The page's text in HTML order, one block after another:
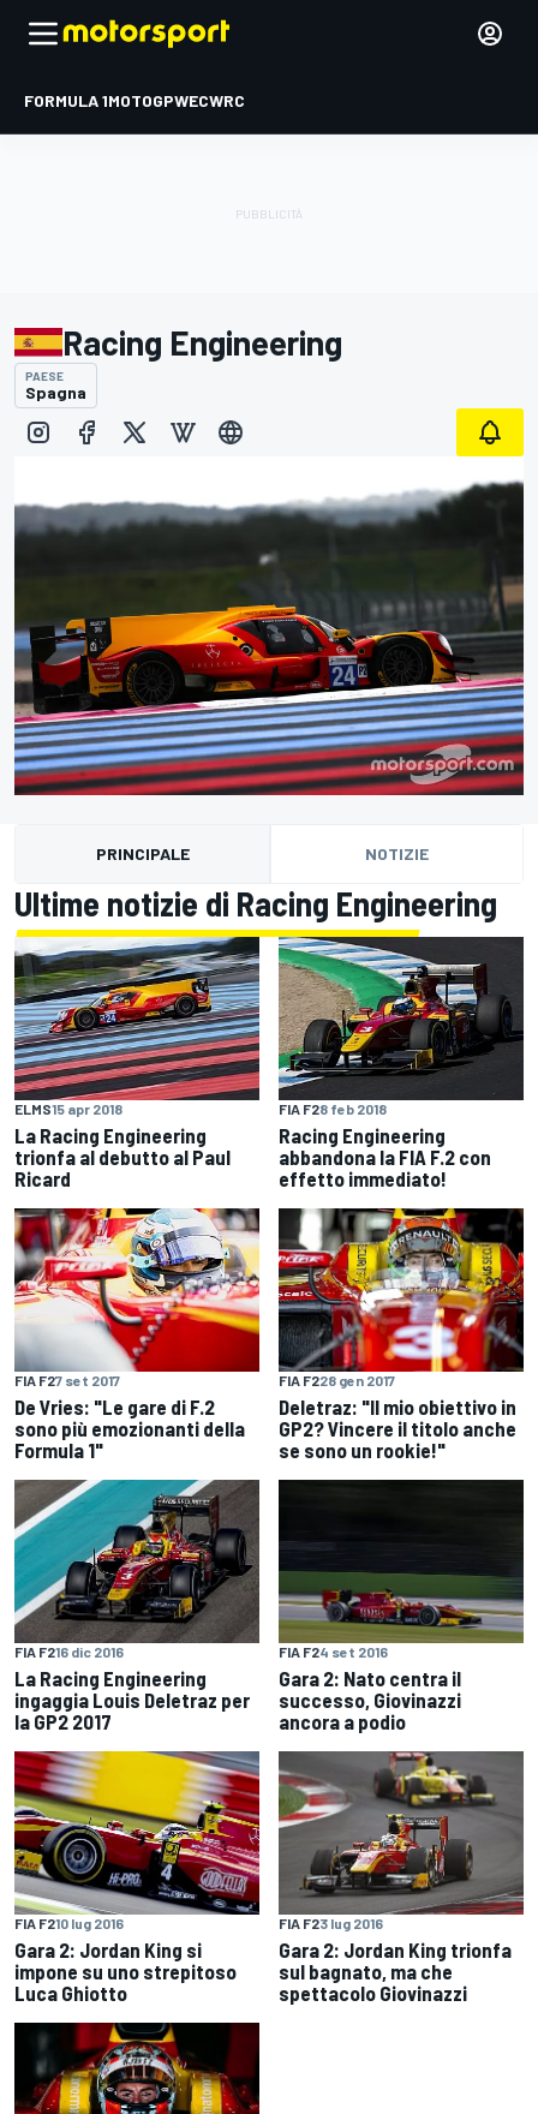
FORMULA 1MOTOGPWECWRC
Racing Engineering
PAESE
Spagna
PRINCIPALE NOTIZIE
Ultime notizie di Racing Engineering
ELMS15 apr 2018
La Racing Engineering
trionfa al debutto al Paul
Ricard
FIA F28 feb 2018
Racing Engineering
abbandona la FIA F.2 con
effetto immediato!
FIA F27 set 2017
De Vries: "Le gare di F.2
sono più emozionanti della
Formula 1"
FIA F228 gen 2017
Deletraz: "Il mio obiettivo in
GP2? Vincere il titolo anche
se sono un rookie!"
FIA F216 dic 2016
La Racing Engineering
ingaggia Louis Deletraz per
la GP2 2017
FIA F24 set 2016
Gara 2: Nato centra il
successo, Giovinazzi
ancora a podio
FIA F210 lug 2016
Gara 2: Jordan King si
impone su uno strepitoso
Luca Ghiotto
FIA F23 lug 2016
Gara 2: Jordan King trionfa
sul bagnato, ma che
spettacolo Giovinazzi